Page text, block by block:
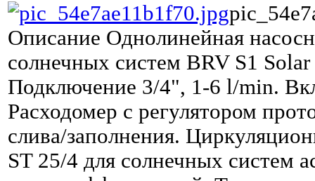
Описание Однолинейная
солнечных систем BRV S1
Подключение 3/4", 1-6 l/min.
Расходомер с регулятором
слива/заполнения.
ST 25/4 для солнечных систем